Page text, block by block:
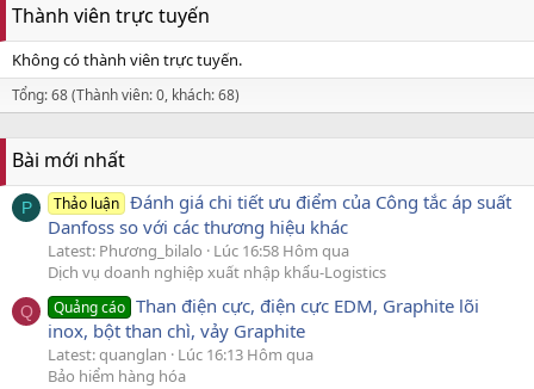
Thành viên trực tuyến
Không có thành viên trực tuyến.
Tổng: 68 (Thành viên: 0, khách: 68)
Bài mới nhất
P Thảo luận Đánh giá chi tiết ưu điểm của Công tắc áp suất
Danfoss so với các thương hiệu khác
Latest: Phương_bilalo
Lúc 16:58 Hôm qua
Dịch vụ doanh nghiệp xuất nhập khẩu-Logistics
Q Quảng cáo Than điện cực, điện cực EDM, Graphite lõi
inox, bột than chì, vảy Graphite
Latest: quanglan
Lúc 16:13 Hôm qua
Bảo hiểm hàng hóa